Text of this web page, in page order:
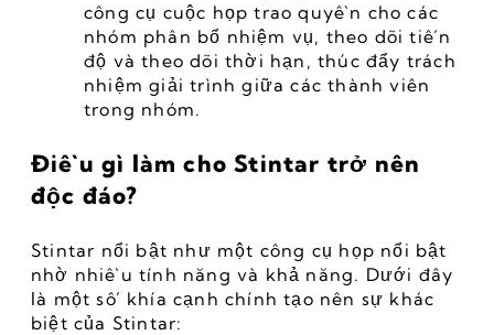
công cụ cuộc họp trao quyền cho các
nhóm phân bổ nhiệm vụ, theo dõi tiến
độ và theo dõi thời hạn, thúc đẩy trách
nhiệm giải trình giữa các thành viên
trong nhóm.
Điều gì làm cho Stintar trở nên
độc đáo?
Stintar nổi bật như một công cụ họp nổi bật
nhờ nhiều tính năng và khả năng. Dưới đây
là một số khía cạnh chính tạo nên sự khác
biệt của Stintar: